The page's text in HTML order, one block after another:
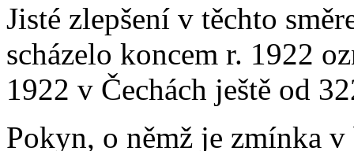
Jisté zlepšení v těchto
scházelo koncem r. 1922
1922 v Čechách ještě od
Pokyn, o němž je zmínka